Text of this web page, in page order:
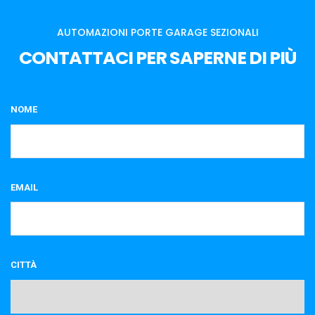
AUTOMAZIONI PORTE GARAGE SEZIONALI
CONTATTACI PER SAPERNE DI PIÙ
NOME
EMAIL
CITTÀ